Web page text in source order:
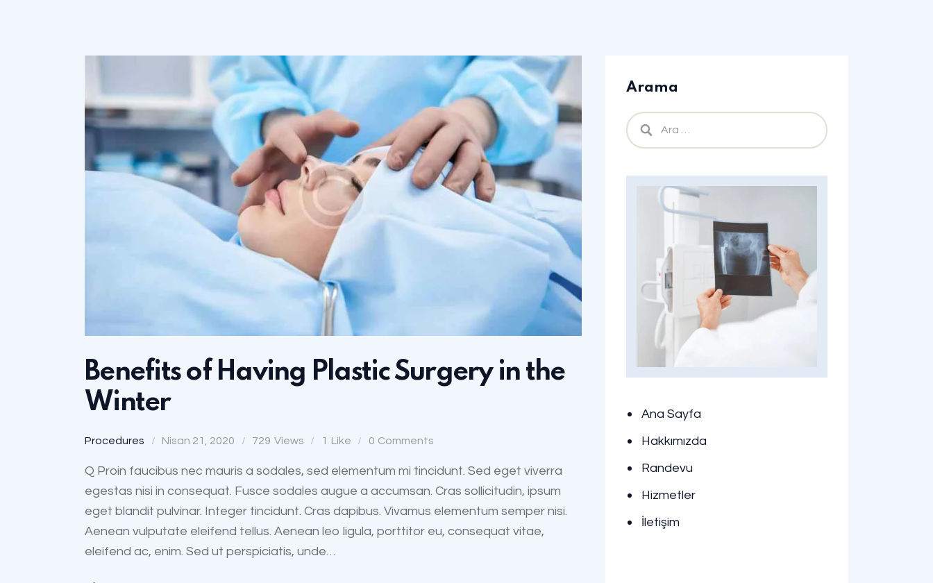
Benefits of Having Plastic Surgery in the
Winter
Procedures Nisan 21, 2020 729 Views 1 Like 0 Comments
Q Proin faucibus nec mauris a sodales, sed elementum mi tincidunt. Sed eget viverra
egestas nisi in consequat. Fusce sodales augue a accumsan. Cras sollicitudin, ipsum
eget blandit pulvinar. Integer tincidunt. Cras dapibus. Vivamus elementum semper nisi.
Aenean vulputate eleifend tellus. Aenean leo ligula, porttitor eu, consequat vitae,
eleifend ac, enim. Sed ut perspiciatis, unde…
Arama
Ana Sayfa
Hakkımızda
Randevu
Hizmetler
İletişim